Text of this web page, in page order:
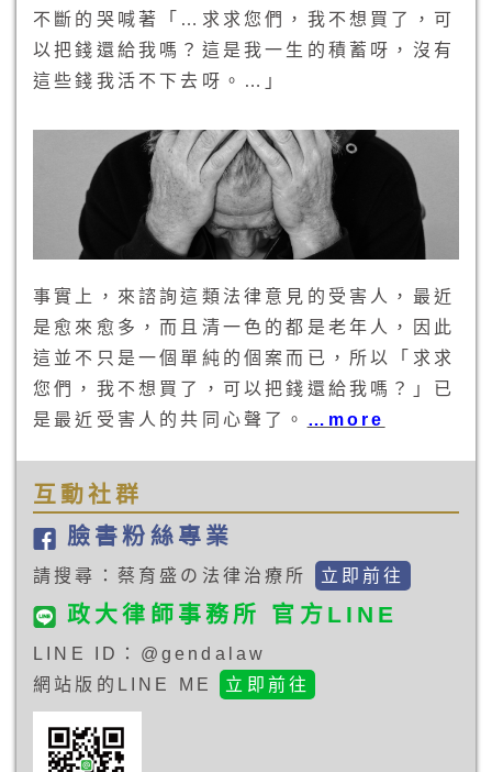
不斷的哭喊著「…求求您們，我不想買了，可
以把錢還給我嗎？這是我一生的積蓄呀，沒有
這些錢我活不下去呀。…」
事實上，來諮詢這類法律意見的受害人，最近
是愈來愈多，而且清一色的都是老年人，因此
這並不只是一個單純的個案而已，所以「求求
您們，我不想買了，可以把錢還給我嗎？」已
是最近受害人的共同心聲了。 …more
互動社群
臉書粉絲專業
請搜尋：蔡育盛の法律治療所 立即前往
政大律師事務所 官方LINE
LINE ID：@gendalaw
網站版的LINE ME
立即前往